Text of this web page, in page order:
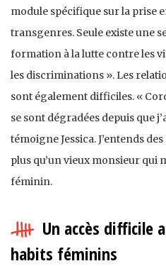
module spécifique sur la prise
transgenres. Seule existe une
formation à la lutte contre les
les discriminations ». Les
sont également difficiles. «
se sont dégradées depuis que
témoigne Jessica. J’entends
plus qu’un vieux monsieur qui
féminin.
Un accès difficile
habits féminins